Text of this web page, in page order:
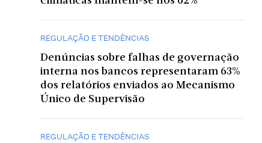
REGULAÇÃO E TENDÊNCIAS
Denúncias sobre falhas de governação
interna nos bancos representaram 63%
dos relatórios enviados ao Mecanismo
Único de Supervisão
REGULAÇÃO E TENDÊNCIAS